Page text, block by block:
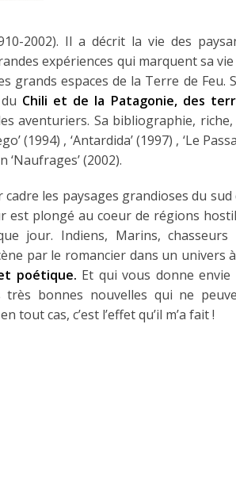
2002). Il a décrit la vie des
expériences qui marquent sa vie
grands espaces de la Terre de Feu.
Chili et de la Patagonie, des
aventuriers. Sa bibliographie, riche,
(1994) , ‘Antardida’ (1997) , ‘Le
(2002).
cadre les paysages grandioses du sud
est plongé au coeur de régions
jour. Indiens, Marins, chasseurs
par le romancier dans un univers
poétique. Et qui vous donne envie
très bonnes nouvelles qui ne
tout cas, c’est l’effet qu’il m’a fait !